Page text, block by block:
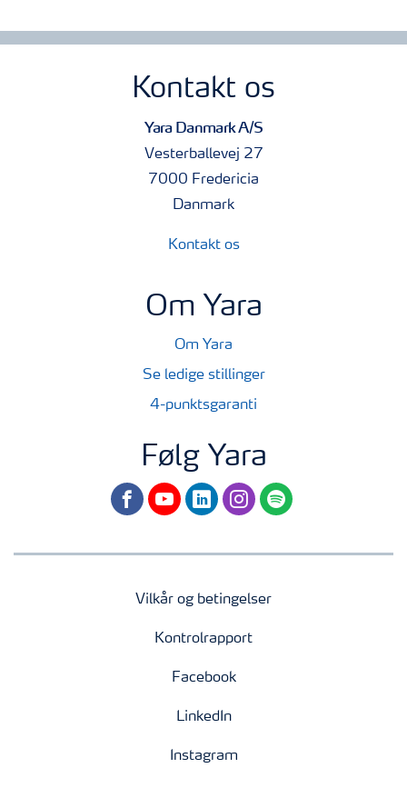
Kontakt os
Yara Danmark A/S
Vesterballevej 27
7000 Fredericia
Danmark
Kontakt os
Om Yara
Om Yara
Se ledige stillinger
4-punktsgaranti
Følg Yara
facebookyoutubelinkedininstagram
spotify
Vilkår og betingelser
Kontrolrapport
Facebook
LinkedIn
Instagram